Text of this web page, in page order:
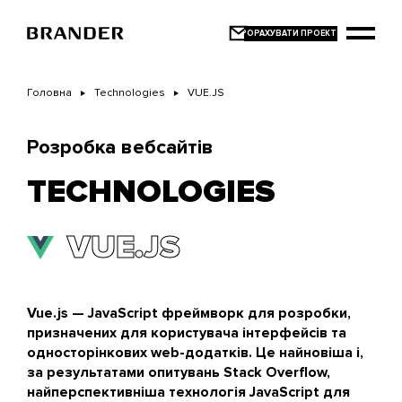
основного
Головна Technologies VUE.JS
Розробка вебсайтів
TECHNOLOGIES
VUE.JS
Vue.js — JavaScript фреймворк для розробки,
призначених для користувача інтерфейсів та
односторінкових web-додатків. Це найновіша і,
за результатами опитувань Stack Overflow,
найперспективніша технологія JavaScript для